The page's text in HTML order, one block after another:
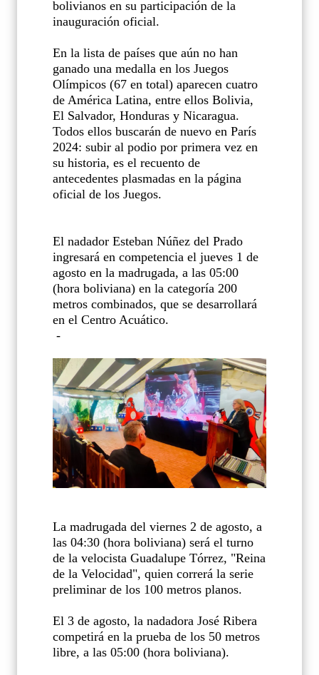
bolivianos en su participación de la
inauguración oficial.
En la lista de países que aún no han
ganado una medalla en los Juegos
Olímpicos (67 en total) aparecen cuatro
de América Latina, entre ellos Bolivia,
El Salvador, Honduras y Nicaragua.
Todos ellos buscarán de nuevo en París
2024: subir al podio por primera vez en
su historia, es el recuento de
antecedentes plasmadas en la página
oficial de los Juegos.
El nadador Esteban Núñez del Prado
ingresará en competencia el jueves 1 de
agosto en la madrugada, a las 05:00
(hora boliviana) en la categoría 200
metros combinados, que se desarrollará
en el Centro Acuático.
-
La madrugada del viernes 2 de agosto, a
las 04:30 (hora boliviana) será el turno
de la velocista Guadalupe Tórrez, "Reina
de la Velocidad", quien correrá la serie
preliminar de los 100 metros planos.
El 3 de agosto, la nadadora José Ribera
competirá en la prueba de los 50 metros
libre, a las 05:00 (hora boliviana).